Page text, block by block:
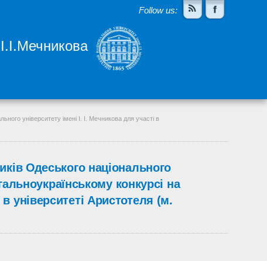
Follow us:
університету імені І. І. Мечникова для участі в
Одеського національного
конкурсі на
університеті Аристотеля (м.